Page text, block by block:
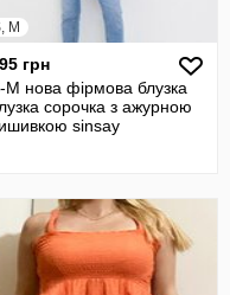
M
грн
М нова фірмова блузка
сорочка з ажурною
sinsay